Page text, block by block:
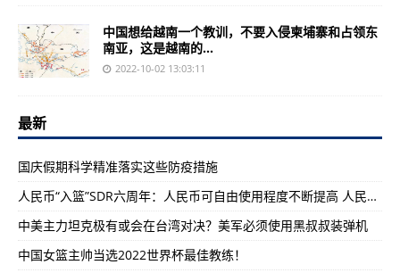
中国想给越南一个教训，不要入侵柬埔寨和占领东
南亚，这是越南的...
2022-10-02 13:03:11
最新
国庆假期科学精准落实这些防疫措施
人民币“入篮”SDR六周年：人民币可自由使用程度不断提高 人民币资产国际吸引力进一步增强
中美主力坦克极有或会在台湾对决？美军必须使用黑叔叔装弹机
中国女篮主帅当选2022世界杯最佳教练！